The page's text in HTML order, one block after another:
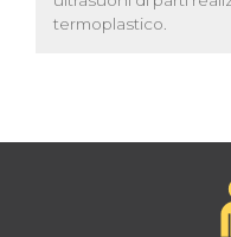
termoplastico.